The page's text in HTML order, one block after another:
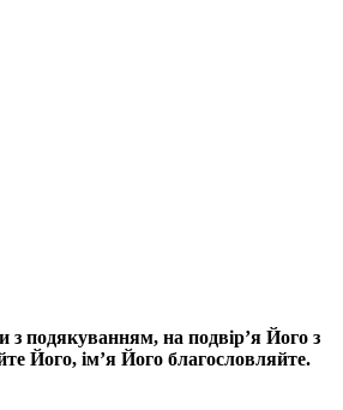
з подякуванням, на подвір’я Його з
Його, ім’я Його благословляйте.